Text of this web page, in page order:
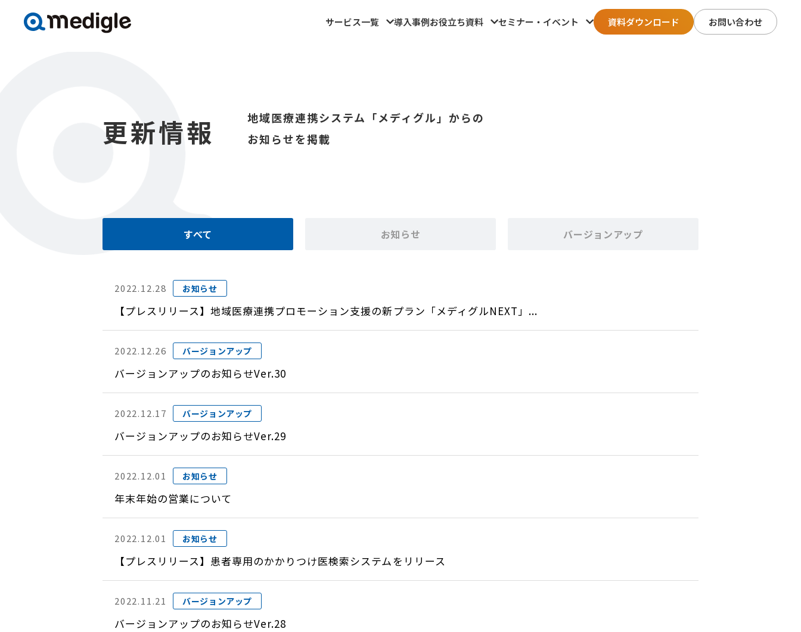
サービス一覧 導入事例お役立ち資料 セミナー・イベント 資料ダウンロード お問い合わせ
更新情報
地域医療連携システム「メディグル」からの
お知らせを掲載
すべて お知らせ バージョンアップ
2022.12.28 お知らせ
【プレスリリース】地域医療連携プロモーション支援の新プラン「メディグルNEXT」...
2022.12.26 バージョンアップ
バージョンアップのお知らせVer.30
2022.12.17 バージョンアップ
バージョンアップのお知らせVer.29
2022.12.01 お知らせ
年末年始の営業について
2022.12.01 お知らせ
【プレスリリース】患者専用のかかりつけ医検索システムをリリース
2022.11.21 バージョンアップ
バージョンアップのお知らせVer.28